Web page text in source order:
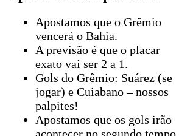
Apostamos que o Grêmio
vencerá o Bahia.
A previsão é que o placar
exato vai ser 2 a 1.
Gols do Grêmio: Suárez (se
jogar) e Cuiabano – nossos
palpites!
Apostamos que os gols irão